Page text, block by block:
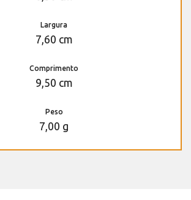
Largura
7,60 cm
Comprimento
9,50 cm
Peso
7,00 g